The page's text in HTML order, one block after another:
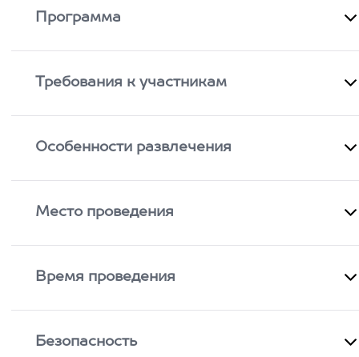
Программа
Требования к участникам
Особенности развлечения
Место проведения
Время проведения
Безопасность